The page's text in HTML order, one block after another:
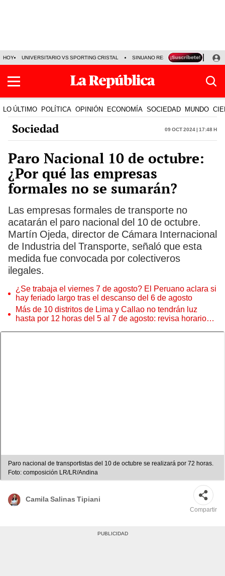
HOY UNIVERSITARIO VS SPORTING CRISTAL SINUANO RESULTADOS HOY
LO ÚLTIMO POLÍTICA OPINIÓN ECONOMÍA SOCIEDAD MUNDO
Sociedad 09 Oct 2024 | 17:48 h
Paro Nacional 10 de octubre:
¿Por qué las empresas
formales no se sumarán?
Las empresas formales de transporte no
acatarán el paro nacional del 10 de octubre.
Martín Ojeda, director de Cámara Internacional
de Industria del Transporte, señaló que esta
medida fue convocada por colectiveros
ilegales.
¿Se trabaja el viernes 7 de agosto? El Peruano aclara si
hay feriado largo tras el descanso del 6 de agosto
Más de 10 distritos de Lima y Callao no tendrán luz
hasta por 12 horas del 5 al 7 de agosto: revisa horarios y
Paro nacional de transportistas del 10 de octubre se realizará por 72 horas.
Foto: composición LR/LR/Andina
Camila Salinas Tipiani
Compartir